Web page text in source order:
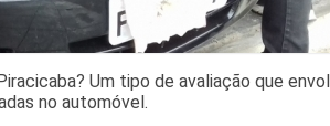
Um tipo de avaliação que
no automóvel.